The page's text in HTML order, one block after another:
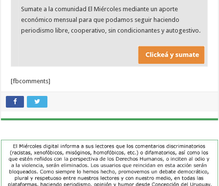
Sumate a la comunidad El Miércoles mediante un aporte
económico mensual para que podamos seguir haciendo
periodismo libre, cooperativo, sin condicionantes y autogestivo.
[fbcomments]